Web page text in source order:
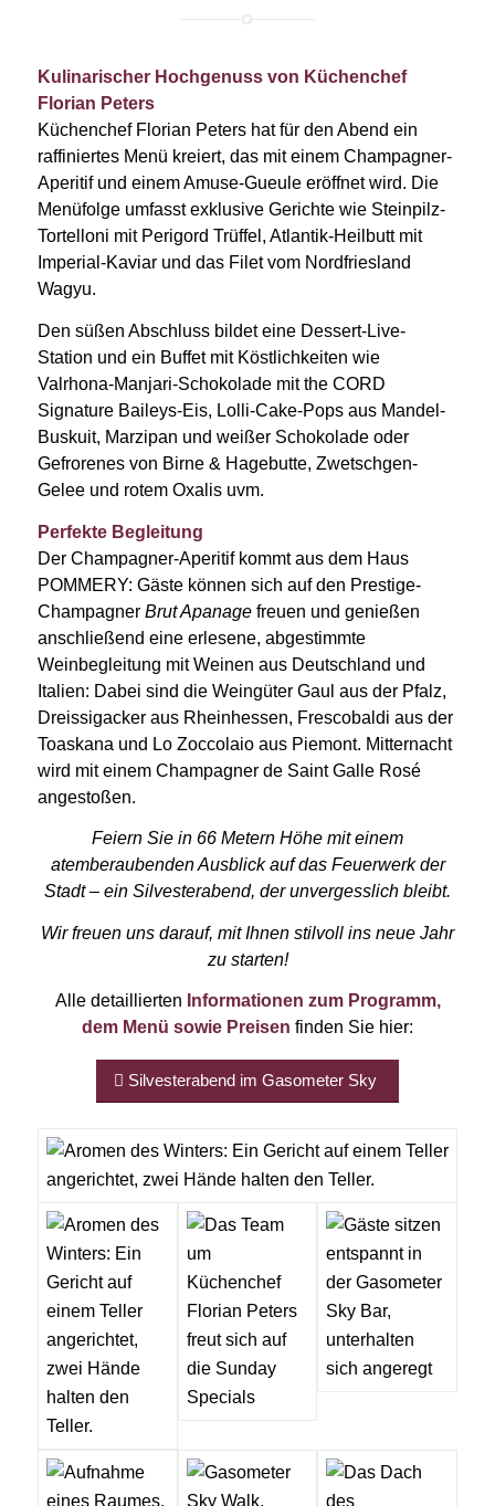
Kulinarischer Hochgenuss von Küchenchef
Florian Peters
Küchenchef Florian Peters hat für den Abend ein
raffiniertes Menü kreiert, das mit einem Champagner-
Aperitif und einem Amuse-Gueule eröffnet wird. Die
Menüfolge umfasst exklusive Gerichte wie Steinpilz-
Tortelloni mit Perigord Trüffel, Atlantik-Heilbutt mit
Imperial-Kaviar und das Filet vom Nordfriesland
Wagyu.
Den süßen Abschluss bildet eine Dessert-Live-
Station und ein Buffet mit Köstlichkeiten wie
Valrhona-Manjari-Schokolade mit the CORD
Signature Baileys-Eis, Lolli-Cake-Pops aus Mandel-
Buskuit, Marzipan und weißer Schokolade oder
Gefrorenes von Birne & Hagebutte, Zwetschgen-
Gelee und rotem Oxalis uvm.
Perfekte Begleitung
Der Champagner-Aperitif kommt aus dem Haus
POMMERY: Gäste können sich auf den Prestige-
Champagner Brut Apanage freuen und genießen
anschließend eine erlesene, abgestimmte
Weinbegleitung mit Weinen aus Deutschland und
Italien: Dabei sind die Weingüter Gaul aus der Pfalz,
Dreissigacker aus Rheinhessen, Frescobaldi aus der
Toaskana und Lo Zoccolaio aus Piemont. Mitternacht
wird mit einem Champagner de Saint Galle Rosé
angestoßen.
Feiern Sie in 66 Metern Höhe mit einem
atemberaubenden Ausblick auf das Feuerwerk der
Stadt – ein Silvesterabend, der unvergesslich bleibt.
Wir freuen uns darauf, mit Ihnen stilvoll ins neue Jahr
zu starten!
Alle detaillierten Informationen zum Programm,
dem Menü sowie Preisen finden Sie hier:
Silvesterabend im Gasometer Sky